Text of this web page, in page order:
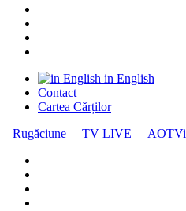
in English
Contact
Cartea Cărților
Rugăciune
TV LIVE AOTVi